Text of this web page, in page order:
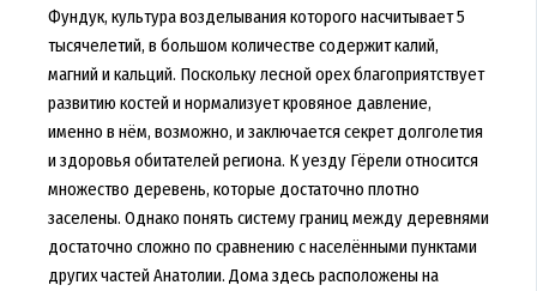
Фундук, культура возделывания которого насчитывает 5
тысячелетий, в большом количестве содержит калий,
магний и кальций. Поскольку лесной орех благоприятствует
развитию костей и нормализует кровяное давление,
именно в нём, возможно, и заключается секрет долголетия
и здоровья обитателей региона. К уезду Гёрели относится
множество деревень, которые достаточно плотно
заселены. Однако понять систему границ между деревнями
достаточно сложно по сравнению с населёнными пунктами
других частей Анатолии. Дома здесь расположены на